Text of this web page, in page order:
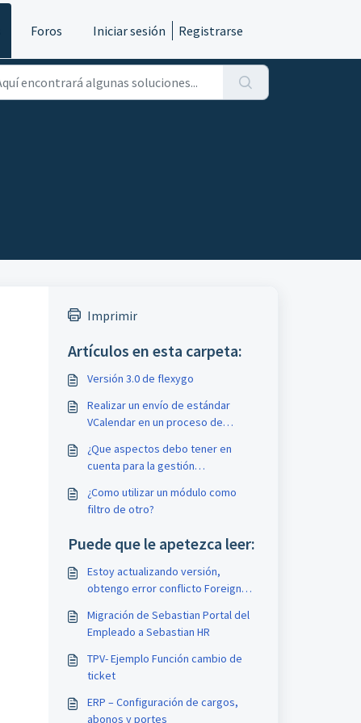
Foros Iniciar sesión Registrarse
Imprimir
Artículos en esta carpeta:
Versión 3.0 de flexygo
Realizar un envío de estándar
VCalendar en un proceso de
¿Que aspectos debo tener en
cuenta para la gestión
¿Como utilizar un módulo como
filtro de otro?
Puede que le apetezca leer:
Estoy actualizando versión,
obtengo error conflicto Foreign
Migración de Sebastian Portal del
Empleado a Sebastian HR
TPV- Ejemplo Función cambio de
ticket
ERP – Configuración de cargos,
abonos y portes